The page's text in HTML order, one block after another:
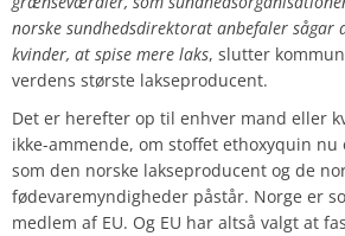
norske sundhedsdirektorat anbefaler sågar
kvinder, at spise mere laks, slutter
verdens største lakseproducent.
Det er herefter op til enhver mand eller
ikke-ammende, om stoffet ethoxyquin nu
som den norske lakseproducent og de
fødevaremyndigheder påstår. Norge er
medlem af EU. Og EU har altså valgt at